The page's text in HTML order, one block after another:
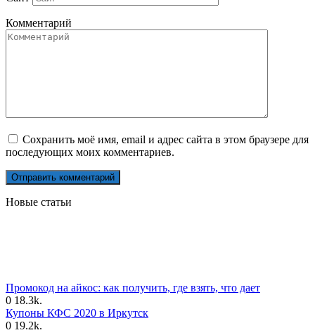
Комментарий
Сохранить моё имя, email и адрес сайта в этом браузере для
последующих моих комментариев.
Новые статьи
Промокод на айкос: как получить, где взять, что дает
0 18.3k.
Купоны КФС 2020 в Иркутск
0 19.2k.